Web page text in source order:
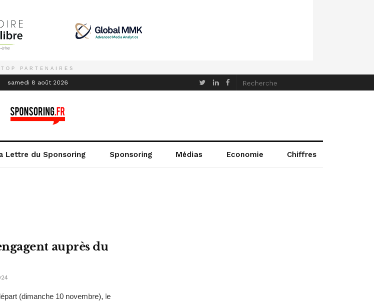
TOP PARTENAIRES
samedi 8 août 2026
Lettre du Sponsoring Sponsoring Médias Economie Chiffres
auprès du
(dimanche 10 novembre), le